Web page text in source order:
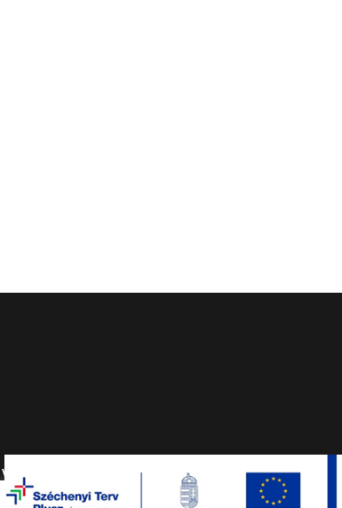
VIACOM Informatikai Kft